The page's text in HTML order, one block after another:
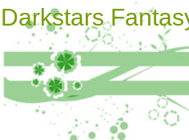
Darkstars